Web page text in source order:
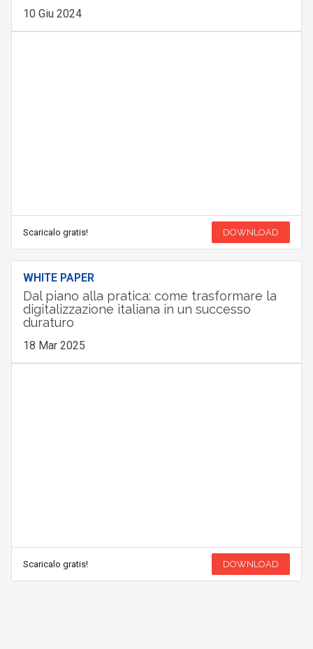
10 Giu 2024
Scaricalo gratis! DOWNLOAD
WHITE PAPER
Dal piano alla pratica: come trasformare la
digitalizzazione italiana in un successo
duraturo
18 Mar 2025
Scaricalo gratis! DOWNLOAD